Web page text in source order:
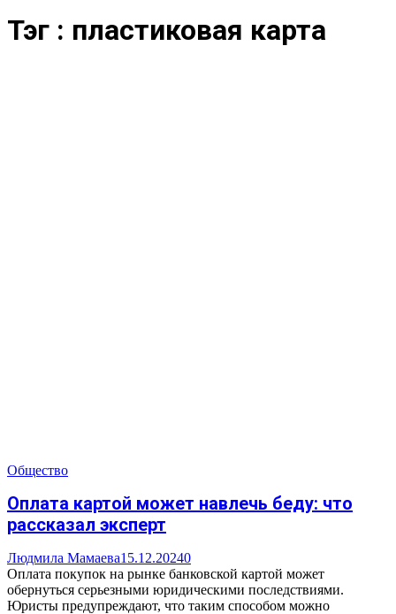
Тэг : пластиковая карта
Общество
Оплата картой может навлечь беду: что
рассказал эксперт
Людмила Мамаева15.12.20240
Оплата покупок на рынке банковской картой может
обернуться серьезными юридическими последствиями.
Юристы предупреждают, что таким способом можно